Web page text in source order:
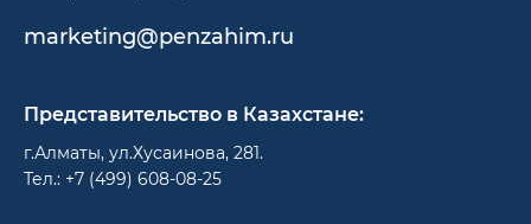
marketing@penzahim.ru
Представительство в Казахстане:
г.Алматы, ул.Хусаинова, 281.
Тел.: +7 (499) 608-08-25